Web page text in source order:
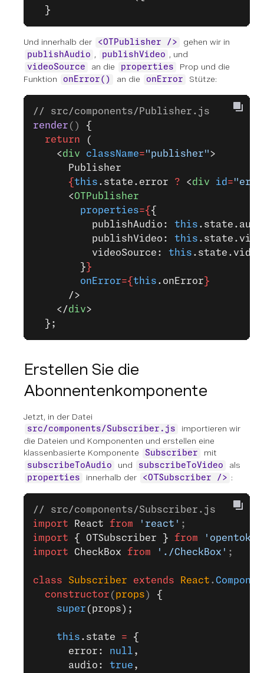
  }
Und innerhalb der <OTPublisher /> gehen wir in
publishAudio , publishVideo , und
videoSource an die properties
Prop und die
Funktion
onError() an die onError Stütze:
// src/components/Publisher.js
render () {
  return
(
    <
div className="publisher">
      Publisher
      {
this .state.error ? <div id =
      <
OTPublisher
        properties
={ {
          publishAudio:
this
          publishVideo:
this
          videoSource:
this
        }
}
        onError
={ this .onError }
      />
    </
div>
  };
Erstellen Sie die
Abonnentenkomponente
Jetzt, in der Datei
src/components/Subscriber.js
importieren wir
die Dateien und Komponenten und erstellen eine
klassenbasierte Komponente
Subscriber mit
subscribeToAudio und subscribeToVideo als
properties innerhalb der <OTSubscriber /> :
// src/components/Subscriber.js
import React from 'react' ;
import { OTSubscriber } from 'opentok-
import CheckBox from './CheckBox' ;
class Subscriber extends React .
  constructor
( props ) {
    super
(props);
    this
.state = {
      error:
null ,
      audio:
true ,